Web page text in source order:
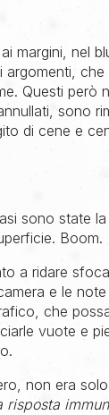
margini, nel
argomenti,
Questi però
sono
di cene e
sono state
Boom.
a ridare
e le
che
vuote e
non era solo
risposta